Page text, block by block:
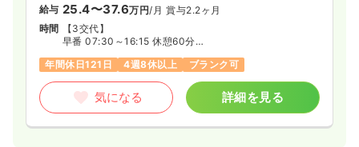
給与 25.4〜37.6万円/月 賞与2.2ヶ月
時間
【3交代】
早番 07:30～16:15 休憩60分
準夜 16:30～00:30 休憩60分（月8回程度）
※透析室は日勤・早番・準夜勤（月・水・金）です
※異動の場合、遅番・深夜勤・外来当直等もあります
年間休日121日 4週8休以上 ブランク可
気になる 詳細を見る